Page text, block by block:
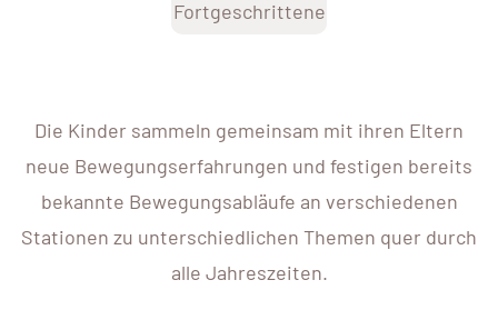
Fortgeschrittene
Die Kinder sammeln gemeinsam mit ihren Eltern
neue Bewegungserfahrungen und festigen bereits
bekannte Bewegungsabläufe an verschiedenen
Stationen zu unterschiedlichen Themen quer durch
alle Jahreszeiten.